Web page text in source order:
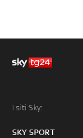
I siti Sky:
SKY SPORT